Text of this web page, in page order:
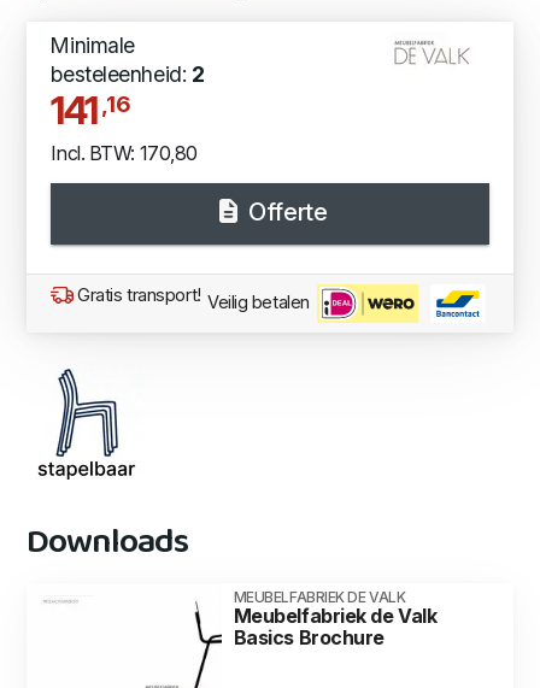
Minimale
besteleenheid: 2
141 ,16
Incl. BTW: 170,80
Offerte
Gratis transport! Veilig betalen
Downloads
MEUBELFABRIEK DE VALK
Meubelfabriek de Valk
Basics Brochure